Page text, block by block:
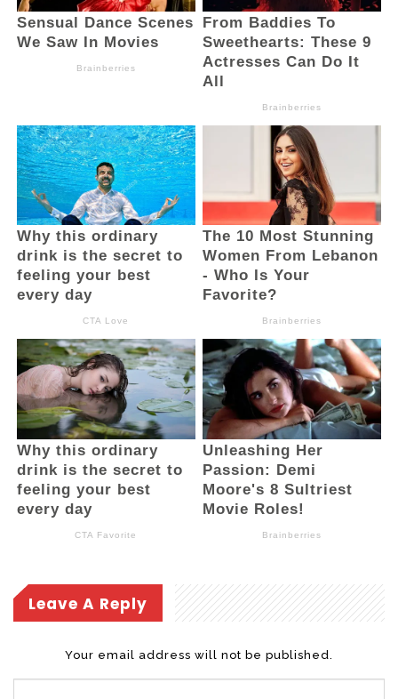
peluang yang harus dimanfaatkan secara
optimal,” ungkapnya.
Di akhir sambutan, pemerintah mengajak
seluruh pemangku kepentingan untuk
bersinergi dalam mensukseskan sosialisasi
serta mendorong kesadaran masyarakat
mengenai pentingnya pajak daerah.
“Mari bersama memperkuat kesadaran
pajak demi mewujudkan kemandirian fiskal
daerah dan memajukan Kotamobagu yang
lebih hebat,” tandasnya.
Selain itu, Wali Kota melalui Kepala BPKD
juga menginstruksikan seluruh perangkat
daerah hingga tingkat kecamatan,
kelurahan, dan desa agar aktif memberikan
edukasi kepada masyarakat terkait
pentingnya membayar pajak kendaraan
bermotor tepat waktu. (and)
Leave A Reply
Your email address will not be published.